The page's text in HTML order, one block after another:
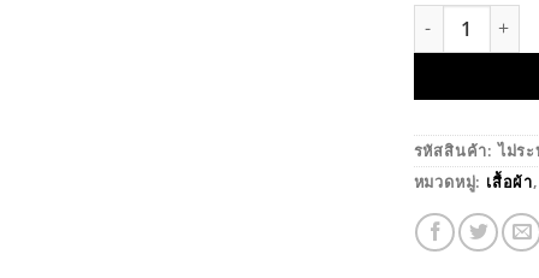
จำนวน เสื้อลู
รหัสสินค้า:ไม่ร
หมวดหมู่: เสื้อผ้า